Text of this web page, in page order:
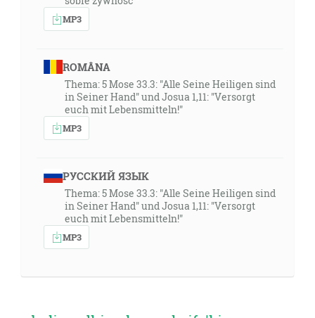
MP3
ROMÂNA
Thema: 5 Mose 33.3: "Alle Seine Heiligen sind
in Seiner Hand" und Josua 1,11: "Versorgt
euch mit Lebensmitteln!"
MP3
РУССКИЙ ЯЗЫК
Thema: 5 Mose 33.3: "Alle Seine Heiligen sind
in Seiner Hand" und Josua 1,11: "Versorgt
euch mit Lebensmitteln!"
MP3